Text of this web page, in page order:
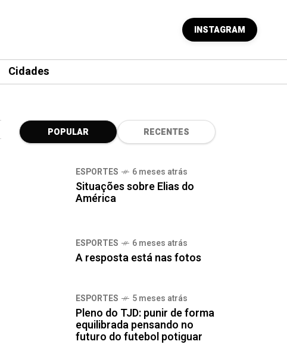
INSTAGRAM
Cidades
POPULAR RECENTES
ESPORTES 6 meses atrás
Situações sobre Elias do
América
ESPORTES 6 meses atrás
A resposta está nas fotos
ESPORTES 5 meses atrás
Pleno do TJD: punir de forma
equilibrada pensando no
futuro do futebol potiguar